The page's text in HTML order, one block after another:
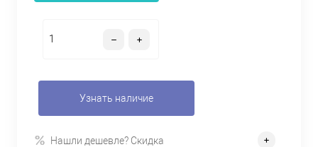
Узнать наличие
Нашли дешевле? Скидка